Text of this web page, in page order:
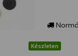
Készleten